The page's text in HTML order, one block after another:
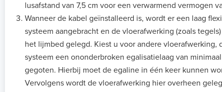
lusafstand van 7,5 cm voor een verwarmend vermogen
Wanneer de kabel geïnstalleerd is, wordt er een laag
systeem aangebracht en de vloerafwerking (zoals
het lijmbed gelegd. Kiest u voor andere vloerafwerking,
systeem een ononderbroken egalisatielaag van
gegoten. Hierbij moet de egaline in één keer kunnen
Vervolgens wordt de vloerafwerking hier overheen